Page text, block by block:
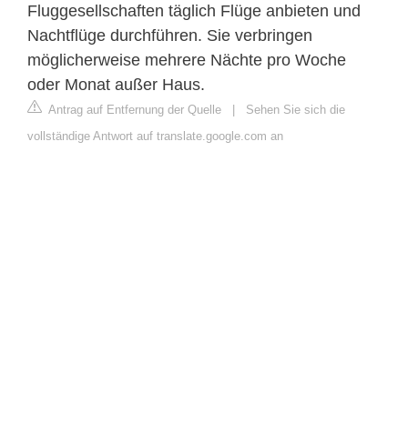
Fluggesellschaften täglich Flüge anbieten und
Nachtflüge durchführen. Sie verbringen
möglicherweise mehrere Nächte pro Woche
oder Monat außer Haus.
Antrag auf Entfernung der Quelle | Sehen Sie sich die
vollständige Antwort auf translate.google.com an